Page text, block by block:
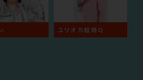
ユリオカ超特Ｑ